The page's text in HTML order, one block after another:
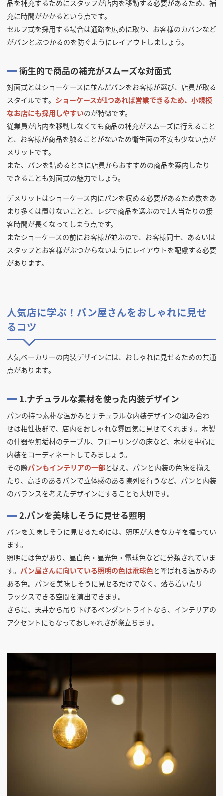
品を補充するためにスタッフが店内を移動する必要があるため、補
充に時間がかかるという点です。
セルフ式を採用する場合は通路を広めに取り、お客様のカバンなど
がパンとぶつかるのを防ぐようにレイアウトしましょう。
衛生的で商品の補充がスムーズな対面式
対面式とはショーケースに並んだパンをお客様が選び、店員が取る
スタイルです。 ショーケースが1つあれば営業できるため、小規模
なお店にも採用しやすいのが特徴です。
従業員が店内を移動しなくても商品の補充がスムーズに行えること
と、お客様が商品を触ることがないため衛生面の不安も少ない点が
メリットです。
また、パンを詰めるときに店員からおすすめの商品を案内したり
できることも対面式の魅力でしょう。
デメリットはショーケース内にパンを収める必要があるため数をあ
まり多くは置けないことと、レジで商品を選ぶので1人当たりの接
客時間が長くなってしまう点です。
またショーケースの前にお客様が並ぶので、お客様同士、あるいは
スタッフとお客様がぶつからないようにレイアウトを配慮する必要
があります。
人気店に学ぶ！パン屋さんをおしゃれに見せ
るコツ
人気ベーカリーの内装デザインには、おしゃれに見せるための共通
点があります。
1.ナチュラルな素材を使った内装デザイン
パンの持つ素朴な温かみとナチュラルな内装デザインの組み合わ
せは相性抜群で、店内をおしゃれな雰囲気に見せてくれます。木製
の什器や無垢材のテーブル、フローリングの床など、木材を中心に
内装をコーディネートしてみましょう。
その際パンもインテリアの一部と捉え、パンと内装の色味を揃え
たり、高さのあるパンで立体感のある陳列を行うなど、パンと内装
のバランスを考えたデザインにすることも大切です。
2.パンを美味しそうに見せる照明
パンを美味しそうに見せるためには、照明が大きなカギを握ってい
ます。
照明には色があり、昼白色・昼光色・電球色などに分類されていま
す。 パン屋さんに向いている照明の色は電球色 と呼ばれる温かみの
ある色。パンを美味しそうに見せるだけでなく、落ち着いたリ
ラックスできる空間を演出できます。
さらに、天井から吊り下げるペンダントライトなら、インテリアの
アクセントにもなっておしゃれさが際立ちます。